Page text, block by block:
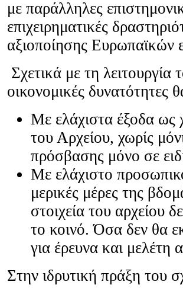
με παράλληλες
επιχειρηματικές
αξιοποίησης Ευρωπαϊκών
Σχετικά με τη
οικονομικές δυνατότητες
Με ελάχιστα έξοδα ως
του Αρχείου, χωρίς
πρόσβασης μόνο σε
Με ελάχιστο
μερικές μέρες της
στοιχεία του αρχείου
το κοινό. Όσα δεν θα
για έρευνα και
Στην ιδρυτική πράξη του